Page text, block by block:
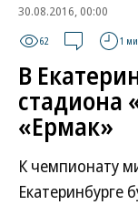
30.08.2016, 00:00
62 1
В
стадиона
«Ермак»
К чемпионату
Екатеринбурге